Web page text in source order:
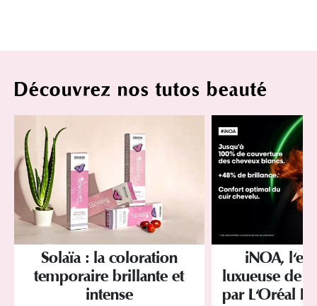
Découvrez nos tutos beauté
Solaïa : la coloration
temporaire brillante et
intense
iNOA,
luxueuse de
par L'Oréal